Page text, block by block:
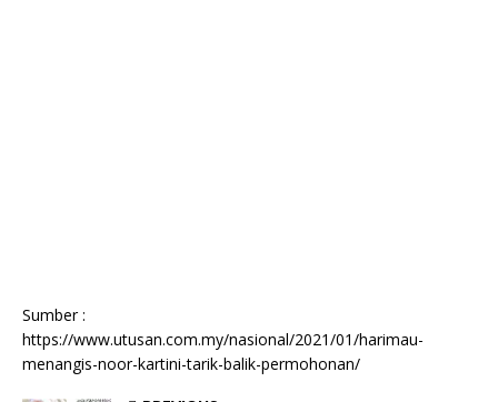
Sumber :
https://www.utusan.com.my/nasional/2021/01/harimau-
menangis-noor-kartini-tarik-balik-permohonan/